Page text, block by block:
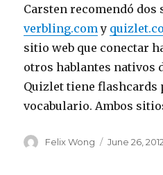
Carsten recomendó dos
verbling.comy
sitio web que conectar
otros hablantes nativos
Quizlet tiene flashcards
vocabulario. Ambos
Author
Felix Wong
Posted
June 26, 2012